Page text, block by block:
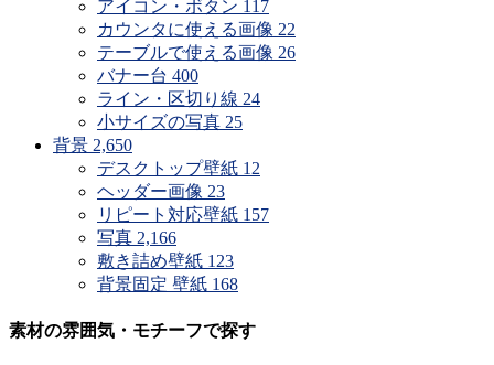
アイコン・ボタン 117
カウンタに使える画像 22
テーブルで使える画像 26
バナー台 400
ライン・区切り線 24
小サイズの写真 25
背景 2,650
デスクトップ壁紙 12
ヘッダー画像 23
リピート対応壁紙 157
写真 2,166
敷き詰め壁紙 123
背景固定 壁紙 168
素材の雰囲気・モチーフで探す